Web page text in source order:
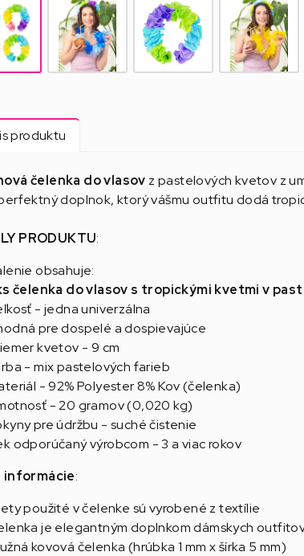
produktu
čelenka do vlasov z pastelových kvetov z
doplnok, ktorý vášmu outfitu dodá
PRODUKTU:
obsahuje:
čelenka do vlasov s tropickými kvetmi v
- jedna univerzálna
pre dospelé a dospievajúce
kvetov - 9 cm
- mix pastelových farieb
- 92% Polyester 8% Kov (čelenka)
- 20 gramov (0,020 kg)
pre údržbu - suché čistenie
odporúčaný výrobcom - 3 a viac rokov
informácie:
použité v čelenke sú vyrobené z textílie
je elegantným doplnkom dámskych
kovová čelenka (hrúbka 1 mm x šírka 5 mm)